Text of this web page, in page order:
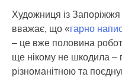
Художниця із
вважає, що «гарно
– це вже половина
ще нікому не шкодила –
різноманітною та